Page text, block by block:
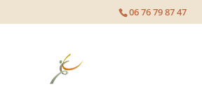
06 76 79 87 47